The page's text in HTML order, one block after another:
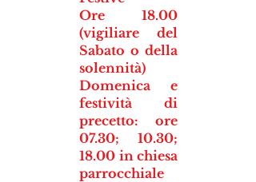
Ore 18.00
(vigiliare del
Sabato o della
solennità)
Domenica e
festività di
precetto: ore
07.30; 10.30;
18.00 in chiesa
parrocchiale